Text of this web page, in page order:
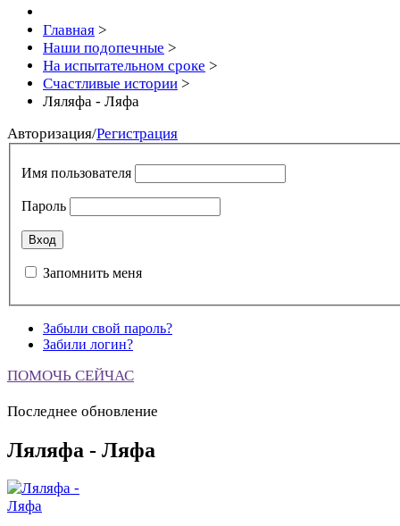
Главная >
Наши подопечные >
На испытательном сроке >
Счастливые истории >
Ляляфа - Ляфа
Авторизация/Регистрация
Имя пользователя
Пароль
Запомнить меня
Забыли свой пароль?
Забили логин?
ПОМОЧЬ СЕЙЧАС
Последнее обновление
Ляляфа - Ляфа